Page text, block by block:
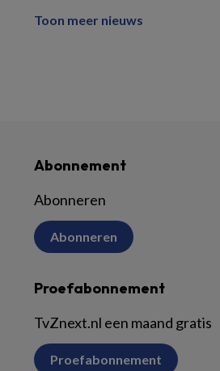
Toon meer nieuws
Abonnement
Abonneren
Abonneren
Proefabonnement
TvZnext.nl een maand gratis
Proefabonnement